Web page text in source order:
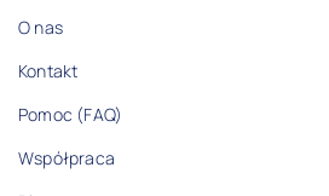
O nas
Kontakt
Pomoc (FAQ)
Współpraca